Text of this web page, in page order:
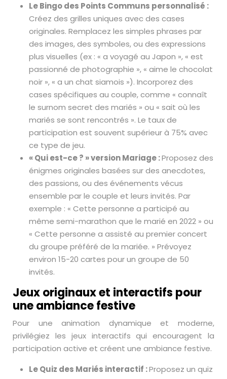
Le Bingo des Points Communs personnalisé :
Créez des grilles uniques avec des cases
originales. Remplacez les simples phrases par
des images, des symboles, ou des expressions
plus visuelles (ex : « a voyagé au Japon », « est
passionné de photographie », « aime le chocolat
noir », « a un chat siamois »). Incorporez des
cases spécifiques au couple, comme « connaît
le surnom secret des mariés » ou « sait où les
mariés se sont rencontrés ». Le taux de
participation est souvent supérieur à 75% avec
ce type de jeu.
« Qui est-ce ? » version Mariage :Proposez des
énigmes originales basées sur des anecdotes,
des passions, ou des événements vécus
ensemble par le couple et leurs invités. Par
exemple : « Cette personne a participé au
même semi-marathon que le marié en 2022 » ou
« Cette personne a assisté au premier concert
du groupe préféré de la mariée. » Prévoyez
environ 15-20 cartes pour un groupe de 50
invités.
Jeux originaux et interactifs pour
une ambiance festive
Pour une animation dynamique et moderne,
privilégiez les jeux interactifs qui encouragent la
participation active et créent une ambiance festive.
Le Quiz des Mariés interactif :Proposez un quiz